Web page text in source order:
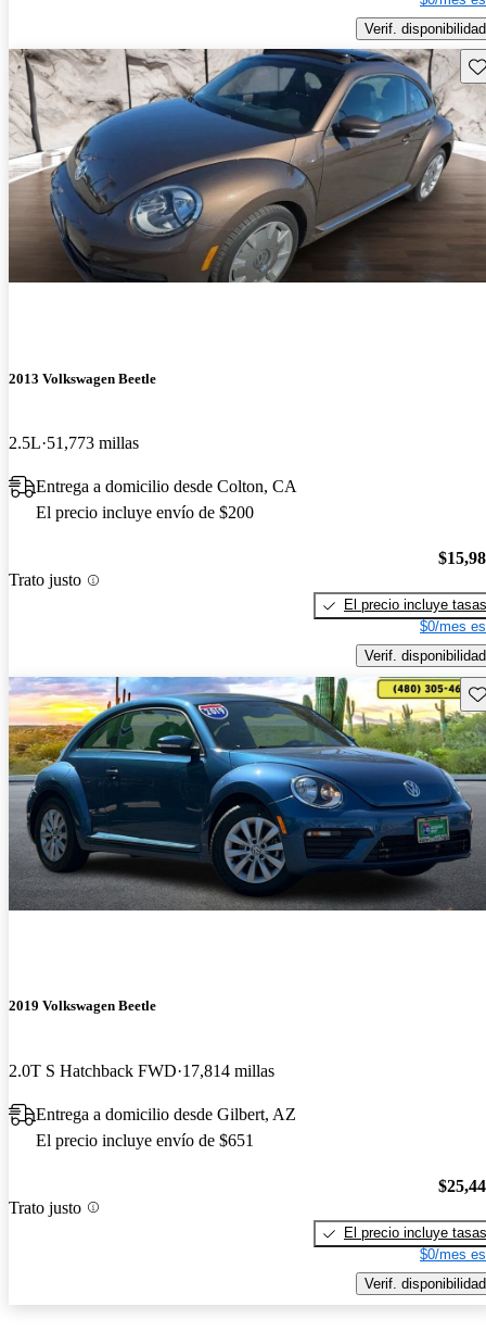
Verif. disponibilidad
2013 Volkswagen Beetle
2.5L 51,773 millas
Entrega a domicilio desde Colton, CA
El precio incluye envío de $200
Trato justo
El precio incluye tasas
$0/mes
Verif. disponibilidad
2019 Volkswagen Beetle
2.0T S Hatchback FWD 17,814 millas
Entrega a domicilio desde Gilbert, AZ
El precio incluye envío de $651
Trato justo
El precio incluye tasas
$0/mes
Verif. disponibilidad